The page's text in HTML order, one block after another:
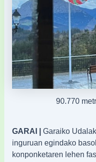
90.770
GARAI | Garaiko
inguruan egindako
konponketaren lehen